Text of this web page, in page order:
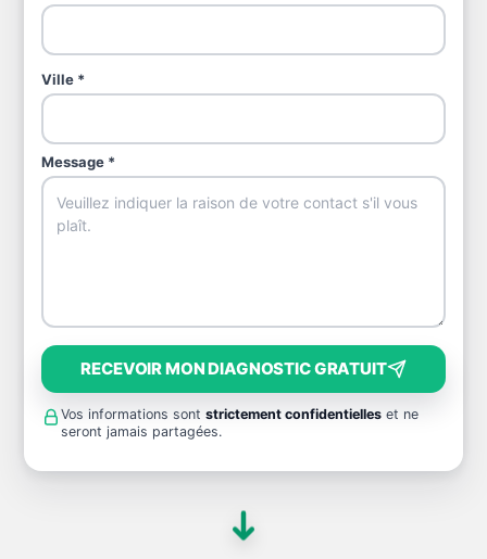
Ville *
Message *
RECEVOIR MON DIAGNOSTIC GRATUIT
Vos informations sont strictement confidentielles et ne
seront jamais partagées.